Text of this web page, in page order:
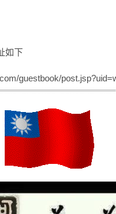
如下
guestbook/